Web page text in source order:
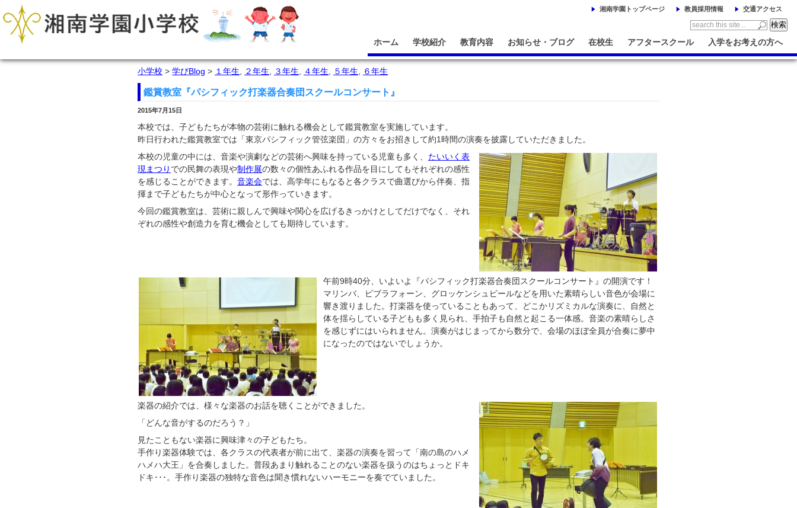
湘南学園トップページ 教員採用情報 交通アクセス
ホーム 学校紹介 教育内容 お知らせ・ブログ 在校生 アフタースクール 入学をお考えの方へ
小学校 > 学びBlog > １年生 ２年生 ３年生 ４年生 ５年生 ６年生
鑑賞教室『パシフィック打楽器合奏団スクールコンサート』
2015年7月15日
本校では、子どもたちが本物の芸術に触れる機会として鑑賞教室を実施しています。
昨日行われた鑑賞教室では「東京パシフィック管弦楽団」の方々をお招きして約1時間の演奏を披露していただきました。
本校の児童の中には、音楽や演劇などの芸術へ興味を持っている児童も多く、 たいいく表
現まつり での民舞の表現や制作展の数々の個性あふれる作品を目にしてもそれぞれの感性
を感じることができます。 音楽会では、高学年にもなると各クラスで曲選びから伴奏、指
揮まで子どもたちが中心となって形作っていきます。
今回の鑑賞教室は、芸術に親しんで興味や関心を広げるきっかけとしてだけでなく、それ
ぞれの感性や創造力を育む機会としても期待しています。
午前9時40分、いよいよ『パシフィック打楽器合奏団スクールコンサート』の開演です！
マリンバ、ビブラフォーン、グロッケンシュピールなどを用いた素晴らしい音色が会場に
響き渡りました。打楽器を使っていることもあって、どこかリズミカルな演奏に、自然と
体を揺らしている子どもも多く見られ、手拍子も自然と起こる一体感。音楽の素晴らしさ
を感じずにはいられません。演奏がはじまってから数分で、会場のほぼ全員が合奏に夢中
になったのではないでしょうか。
楽器の紹介では、様々な楽器のお話を聴くことができました。
「どんな音がするのだろう？」
見たこともない楽器に興味津々の子どもたち。
手作り楽器体験では、各クラスの代表者が前に出て、楽器の演奏を習って「南の島のハメ
ハメハ大王」を合奏しました。普段あまり触れることのない楽器を扱うのはちょっとドキ
ドキ･･･。手作り楽器の独特な音色は聞き慣れないハーモニーを奏でていました。